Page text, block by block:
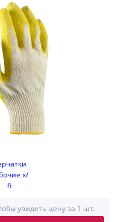
увидеть цену за 1 шт.